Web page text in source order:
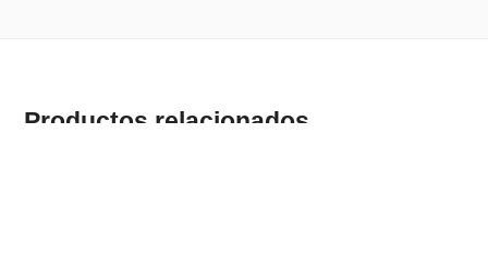
Productos relacionados